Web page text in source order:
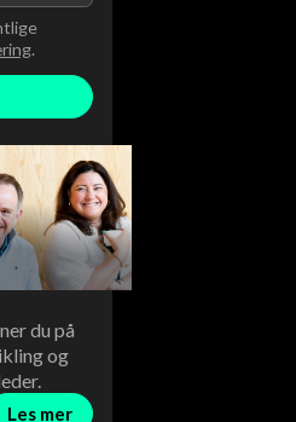
.
du på
og
Les mer